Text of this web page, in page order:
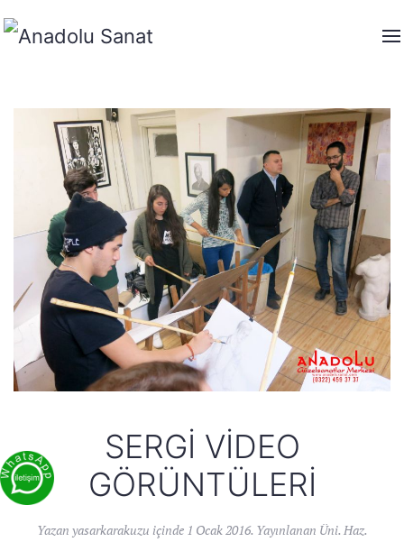
SERGI VIDEO
GÖRÜNTÜLERI
Yazan yasarkarakuzu içinde 1 Ocak 2016. Yayınlanan Üni. Haz.